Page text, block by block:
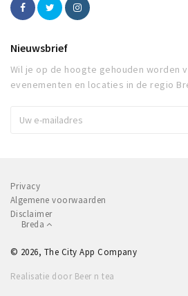
Nieuwsbrief
Wil je op de hoogte gehouden worden
evenementen en locaties in de regio
Privacy
Algemene voorwaarden
Disclaimer
Breda
© 2026, The City App Company
Realisatie door Beer n tea